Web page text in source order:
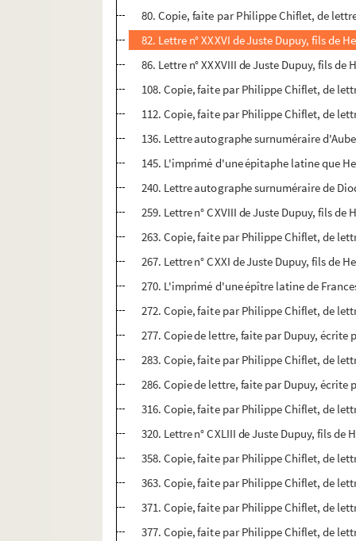
80. Copie, faite par Philippe Chiflet, de
82. Lettre n° XXXVI de Juste Dupuy, fils de
86. Lettre n° XXXVIII de Juste Dupuy, fils de
108. Copie, faite par Philippe Chiflet, de
112. Copie, faite par Philippe Chiflet, de
136. Lettre autographe surnuméraire
145. L'imprimé d'une épitaphe latine que
240. Lettre autographe surnuméraire de
259. Lettre n° CXVIII de Juste Dupuy, fils de
263. Copie, faite par Philippe Chiflet, de
267. Lettre n° CXXI de Juste Dupuy, fils de
270. L'imprimé d'une épître latine de
272. Copie, faite par Philippe Chiflet, de
277. Copie de lettre, faite par Dupuy,
283. Copie, faite par Philippe Chiflet, de
286. Copie de lettre, faite par Dupuy,
316. Copie, faite par Philippe Chiflet, de
320. Lettre n° CXLIII de Juste Dupuy, fils de
358. Copie, faite par Philippe Chiflet, de
363. Copie, faite par Philippe Chiflet, de
371. Copie, faite par Philippe Chiflet, de
377. Copie, faite par Philippe Chiflet, de